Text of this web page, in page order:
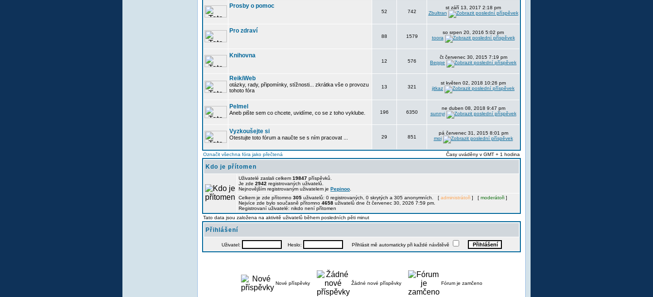
Prosby o pomoc
52 742
st září 13, 2017 2:18 pm
Zbultran
Pro zdraví
88 1579
so srpen 20, 2016 5:02 pm
toora
Knihovna
12 576
čt červenec 30, 2015 7:19 pm
Beppe
ReikiWeb
otázky, rady, připomínky, stížnosti... zkrátka vše o provozu
tohoto fóra
13 321
st květen 02, 2018 10:26 pm
jitkaz
Pelmel
Aneb pište sem co chcete, uvidíme, co se z toho vyklube. 196 6350
ne duben 08, 2018 9:47 pm
sunnyi
Vyzkoušejte si
Otestujte toto fórum a naučte se s ním pracovat ... 29 851
pá červenec 31, 2015 8:01 pm
moi
Označit všechna fóra jako přečtená Časy uváděny v GMT + 1 hodina
Kdo je přítomen
Uživatelé zaslali celkem 19847 příspěvků.
Je zde 2942 registrovaných uživatelů.
Nejnovějším registrovaným uživatelem je Pepinoo
Celkem je zde přítomno 305 uživatelů: 0 registrovaných, 0 skrytých a 305 anonymních. [ administrátoři ] [ moderátoři ]
Nejvíce zde bylo současně přítomno 4658 uživatelů dne čt červenec 30, 2026 7:59 pm.
Registrovaní uživatelé: nikdo není přítomen
Tato data jsou založena na aktivitě uživatelů během posledních pěti minut
Přihlášení
Uživatel: Heslo: Přihlásit mě automaticky při každé návštěvě
Nové příspěvky Žádné nové příspěvky Fórum je zamčeno